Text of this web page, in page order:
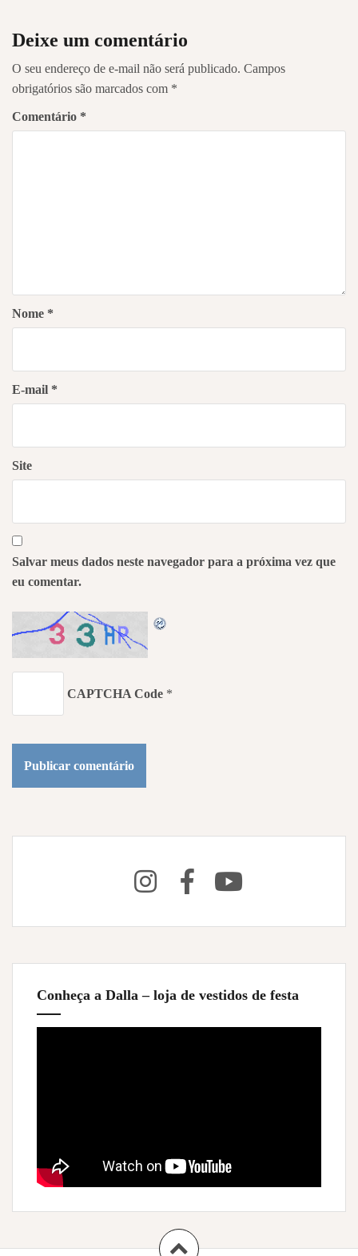
Deixe um comentário
O seu endereço de e-mail não será publicado. Campos
obrigatórios são marcados com *
Comentário *
Nome *
E-mail *
Site
Salvar meus dados neste navegador para a próxima vez que
eu comentar.
CAPTCHA Code *
Conheça a Dalla – loja de vestidos de festa